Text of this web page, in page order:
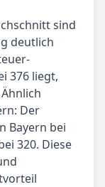
sind
deutlich
376 liegt,
Der
Bayern bei
320. Diese